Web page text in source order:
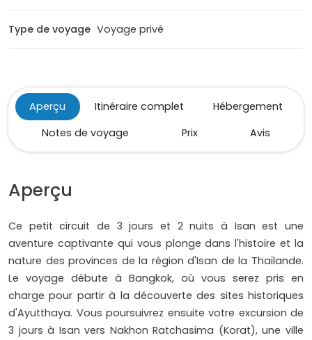
Type de voyage Voyage privé
Aperçu Itinéraire complet
Hébergement
Notes de voyage
Prix Avis
Aperçu
Ce petit circuit de 3 jours et 2 nuits à Isan est une
aventure captivante qui vous plonge dans l'histoire et la
nature des provinces de la région d'Isan de la Thaïlande.
Le voyage débute à Bangkok, où vous serez pris en
charge pour partir à la découverte des sites historiques
d'Ayutthaya. Vous poursuivrez ensuite votre excursion de
3 jours à Isan vers Nakhon Ratchasima (Korat), une ville